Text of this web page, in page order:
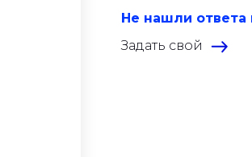
Не нашли ответа
Задать свой